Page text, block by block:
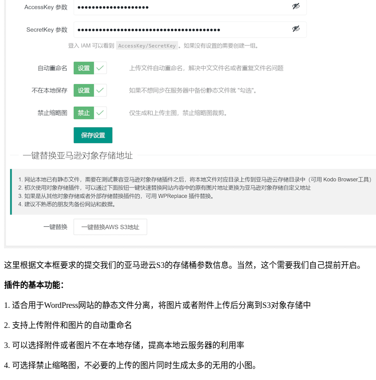
这里根据文本框要求的提交我们的亚马逊云S3的存储桶参数信息。当然，这个需要我们自己提前开启。
插件的基本功能：
1. 适合用于WordPress网站的静态文件分离，将图片或者附件上传后分离到S3对象存储中
2. 支持上传附件和图片的自动重命名
3. 可以选择附件或者图片不在本地存储，提高本地云服务器的利用率
4. 可选择禁止缩略图，不必要的上传的图片同时生成太多的无用的小图。